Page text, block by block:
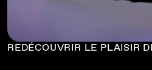
REDÉCOUVRIR LE PLAISIR